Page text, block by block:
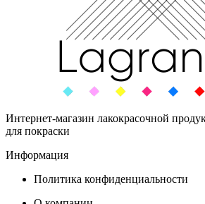
Интернет-магазин лакокрасочной
для покраски
Информация
Политика конфиденциальности